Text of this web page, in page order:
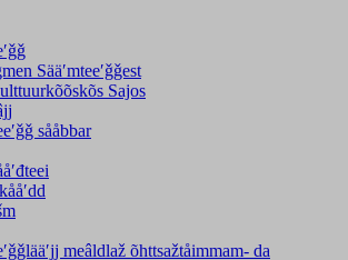
Sääʹmteeʹǧǧest
Sajos
sååbbar
meâldlaž õhttsažtåimmam- da